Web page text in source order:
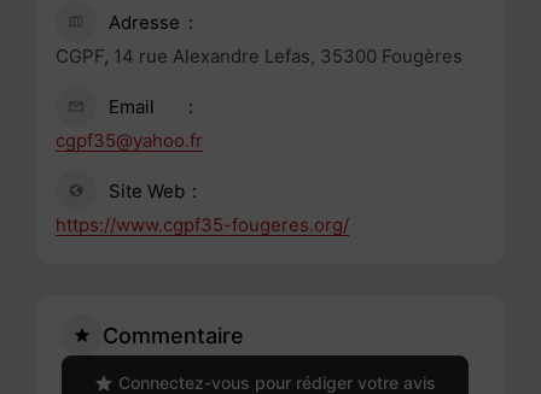
Adresse
CGPF, 14 rue Alexandre Lefas, 35300 Fougères
Email
cgpf35@yahoo.fr
Site Web
https://www.cgpf35-fougeres.org/
Commentaire
Connectez-vous pour rédiger votre avis